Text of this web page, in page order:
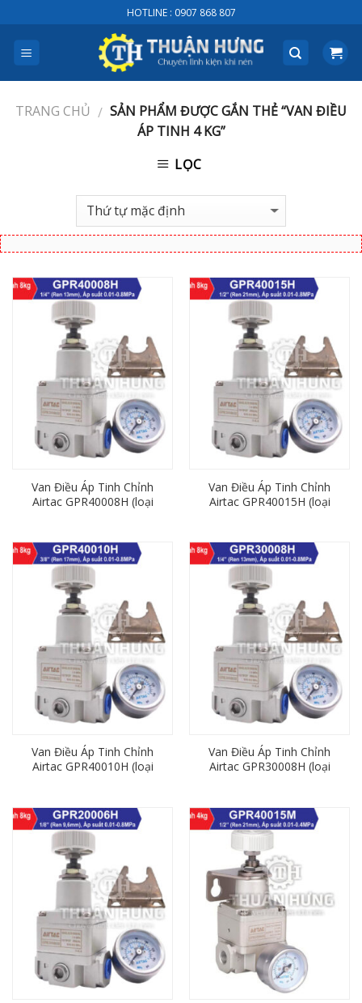
to
content
HOTLINE : 0907 868 807
TRANG CHỦ / SẢN PHẨM ĐƯỢC GẮN THẺ “VAN ĐIỀU
ÁP TINH 4 KG”
LỌC
Van Điều Áp Tinh Chỉnh
Airtac GPR40008H (loại
Van Điều Áp Tinh Chỉnh
Airtac GPR40015H (loại
Van Điều Áp Tinh Chỉnh
Airtac GPR40010H (loại
Van Điều Áp Tinh Chỉnh
Airtac GPR30008H (loại